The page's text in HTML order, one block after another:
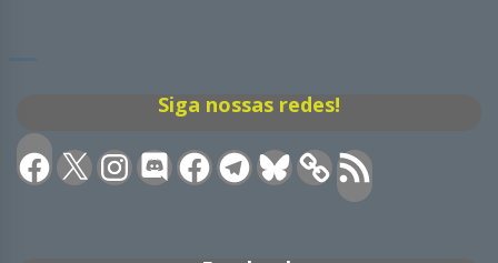
Siga nossas redes!
Facebook
X Instagram
DiscordFacebookTelegramBluesky Feed
RSS